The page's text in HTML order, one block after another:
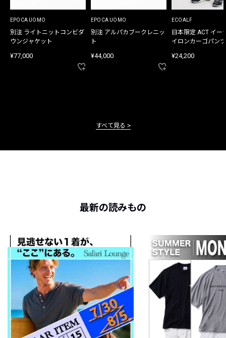
EPOCA UOMO
別注 ライトニットコンビダ
ウンジャケット
¥77,000
EPOCA UOMO
別注 アルパカブークレニッ
ト
¥44,000
ECOALF
日本限定 ACT イー
イロンカーゴパンツ
¥24,200
すべて見る
最新の読みもの